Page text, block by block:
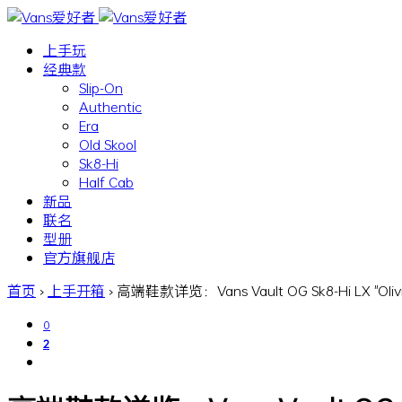
上手玩
经典款
Slip-On
Authentic
Era
Old Skool
Sk8-Hi
Half Cab
新品
联名
型册
官方旗舰店
首页 › 上手开箱 › 高端鞋款详览：Vans Vault OG Sk8-Hi LX
0
2